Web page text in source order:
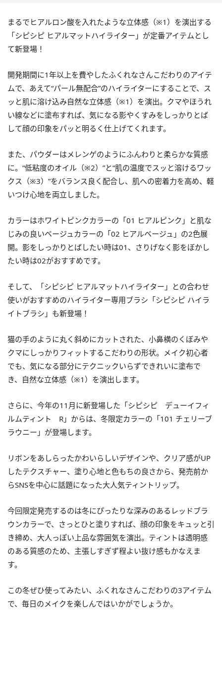
まるでヒアルロン酸を入れたような立体感（※1）を演出する
「シピシピ ヒアルマットハイライター」が定番アイテムとし
て新登場！
開発期間に1年以上を費やしたふくれなさんこだわりのアイテ
ムで、あえて“パール無配合”のハイライターにすることで、ス
ッと肌に溶け込み自然な立体感（※1）を演出。クマやほうれ
い線などに塗布すれば、気になる影やくすみをしっかりとば
して顔の印象をパッと明るく仕上げてくれます。
また、パウダーはメレンゲのようにふんわりと柔らかな質感
に。“低粘度のオイル（※2）”と“肌の温度でスッと溶けるワッ
クス（※3）”をバランス良く配合し、肌への密着力を高め、軽
いつけ心地を両立しました。
カラーはホワイトピンクカラーの「01 ヒアルピンク」と肌な
じみの良いベージュカラーの「02 ヒアルベージュ」の2色展
開。影をしっかりとばしたい時は01、さりげなく影をぼかし
たい時は02がおすすめです。
そして、「シピシピ ヒアルマットハイライター」との合わせ
使いがおすすめのハイライター専用ブラシ「シピシピ ハイラ
イトブラシ」も新登場！
猫の手のように丸く斜めにカットされた、小鼻横のくぼみや
クマにしっかりフィットするこだわりの形状。メイク初心者
でも、気になる部分にテクニックいらずできれいに塗布で
き、自然な立体感（※1）を演出します。
さらに、今年の11月に新登場した「シピシピ デューイフィ
ルムティント R」からは、冬限定カラーの「101 チェリーブ
ラウニー」が登場します。
リボンをあしらったかわいらしいデザインや、クリア感がUP
したテクスチャー、塗り心地と色もちの良さから、発売前か
らSNSを中心に話題になった大人気ティントリップ。
今回限定発売するのは冬にぴったりな深みのあるレッドブラ
ウンカラーで、さっとひと塗りすれば、顔の印象をキュッと引
き締め、大人っぽい上品な雰囲気を演出。ティントは透明感
のある質感のため、主張しすぎず程よい抜け感もかなえま
す。
この冬ぜひ使ってみたい、ふくれなさんこだわりの3アイテム
で、毎日のメイクを楽しんではいかがでしょうか。